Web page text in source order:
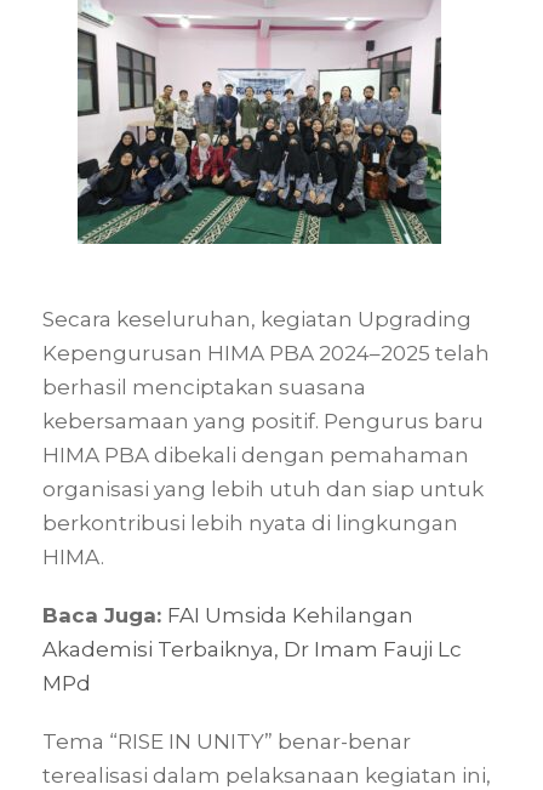
Secara keseluruhan, kegiatan Upgrading
Kepengurusan HIMA PBA 2024–2025 telah
berhasil menciptakan suasana
kebersamaan yang positif. Pengurus baru
HIMA PBA dibekali dengan pemahaman
organisasi yang lebih utuh dan siap untuk
berkontribusi lebih nyata di lingkungan
HIMA.
Baca Juga: FAI Umsida Kehilangan
Akademisi Terbaiknya, Dr Imam Fauji Lc
MPd
Tema “RISE IN UNITY” benar-benar
terealisasi dalam pelaksanaan kegiatan ini,